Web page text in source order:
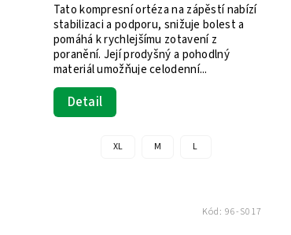
Detail
Tato kompresní ortéza na zápěstí nabízí
stabilizaci a podporu, snižuje bolest a
pomáhá k rychlejšímu zotavení z
poranění. Její prodyšný a pohodlný
materiál umožňuje celodenní...
XL M L
Kód: 96-S017